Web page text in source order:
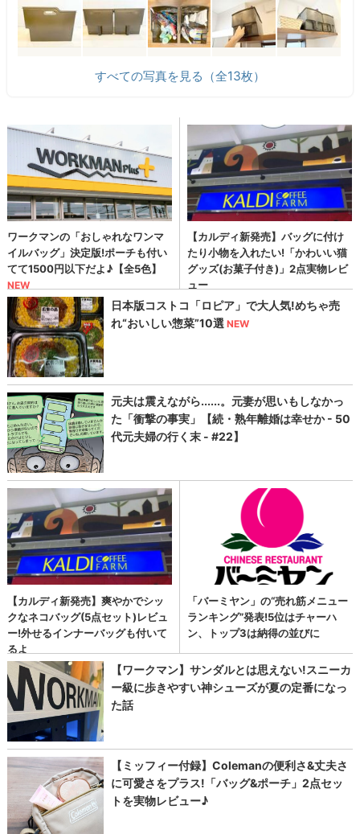
すべての写真を見る（全13枚）